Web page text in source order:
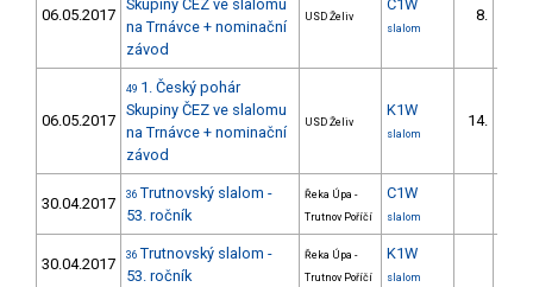
06.05.2017
Skupiny ČEZ ve slalomu
na Trnávce + nominační
závod
USD Želiv
C1W
slalom
8.
06.05.2017
49 1. Český pohár
Skupiny ČEZ ve slalomu
na Trnávce + nominační
závod
USD Želiv
K1W
slalom
14.
30.04.2017 36 Trutnovský slalom -
53. ročník
Řeka Úpa -
Trutnov Poříčí
C1W
slalom
30.04.2017 36 Trutnovský slalom -
53. ročník
Řeka Úpa -
Trutnov Poříčí
K1W
slalom